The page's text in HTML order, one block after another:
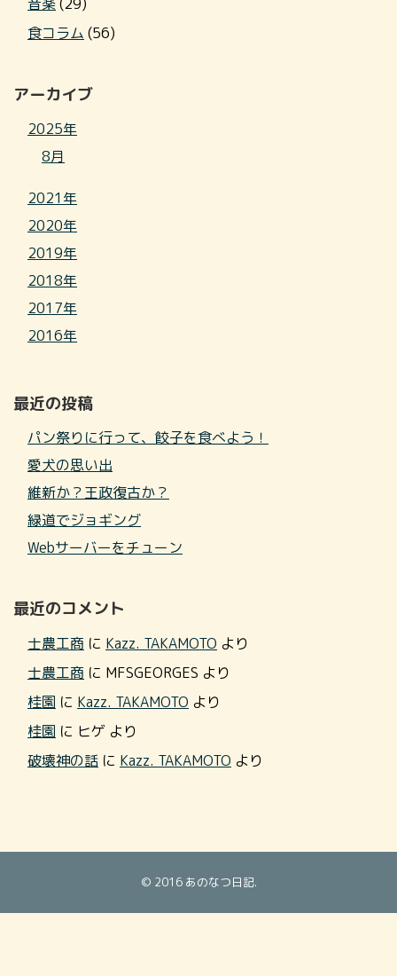
食コラム (56)
アーカイブ
2025年
8月
2021年
2020年
2019年
2018年
2017年
2016年
最近の投稿
パン祭りに行って、餃子を食べよう！
愛犬の思い出
維新か？王政復古か？
緑道でジョギング
Webサーバーをチューン
最近のコメント
士農工商 に Kazz. TAKAMOTO より
士農工商 に MFSGEORGES より
桂園 に Kazz. TAKAMOTO より
桂園 に ヒゲ より
破壊神の話 に Kazz. TAKAMOTO より
© 2016 あのなつ日記.